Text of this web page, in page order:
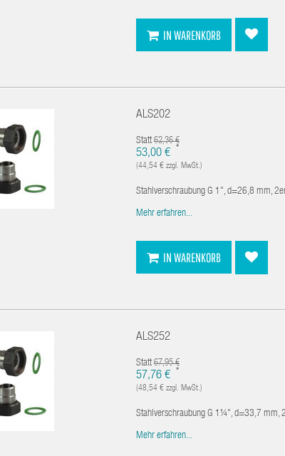
IN WARENKORB
ALS202
Statt62,36 €
53,00 € *
(44,54 € zzgl. MwSt.)
Stahlverschraubung G 1", d=26,8 mm,
Mehr erfahren...
IN WARENKORB
ALS252
Statt67,95 €
57,76 € *
(48,54 € zzgl. MwSt.)
Stahlverschraubung G 1¼", d=33,7 mm,
Mehr erfahren...